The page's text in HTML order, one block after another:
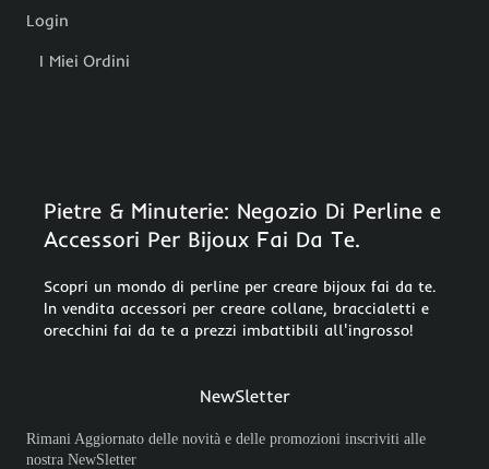
Login
I Miei Ordini
Pietre & Minuterie: Negozio Di Perline e
Accessori Per Bijoux Fai Da Te.
Scopri un mondo di perline per creare bijoux fai da te.
In vendita accessori per creare collane, braccialetti e
orecchini fai da te a prezzi imbattibili all'ingrosso!
NewSletter
Rimani Aggiornato delle novità e delle promozioni inscriviti alle
nostra NewSletter